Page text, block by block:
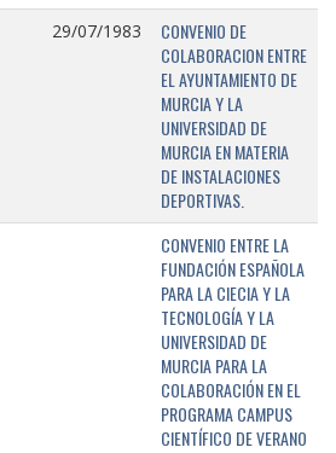
29/07/1983
CONVENIO DE
COLABORACION ENTRE
EL AYUNTAMIENTO DE
MURCIA Y LA
UNIVERSIDAD DE
MURCIA EN MATERIA
DE INSTALACIONES
DEPORTIVAS.
CONVENIO ENTRE LA
FUNDACIÓN ESPAÑOLA
PARA LA CIECIA Y LA
TECNOLOGÍA Y LA
UNIVERSIDAD DE
MURCIA PARA LA
COLABORACIÓN EN EL
PROGRAMA CAMPUS
CIENTÍFICO DE VERANO